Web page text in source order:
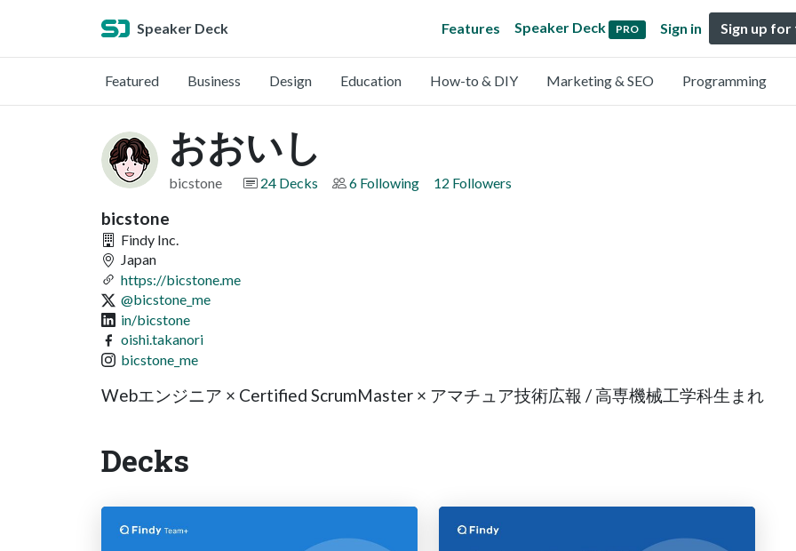
Speaker Deck Features Speaker Deck PRO Sign in Sign up for
Featured Business Design Education How-to & DIY Marketing & SEO Programming
おおいし
bicstone 24 Decks 6 Following 12 Followers
bicstone
Findy Inc.
Japan
https://bicstone.me
@bicstone_me
in/bicstone
oishi.takanori
bicstone_me
Webエンジニア × Certified ScrumMaster × アマチュア技術広報 / 高専機械工学科生まれ
Decks